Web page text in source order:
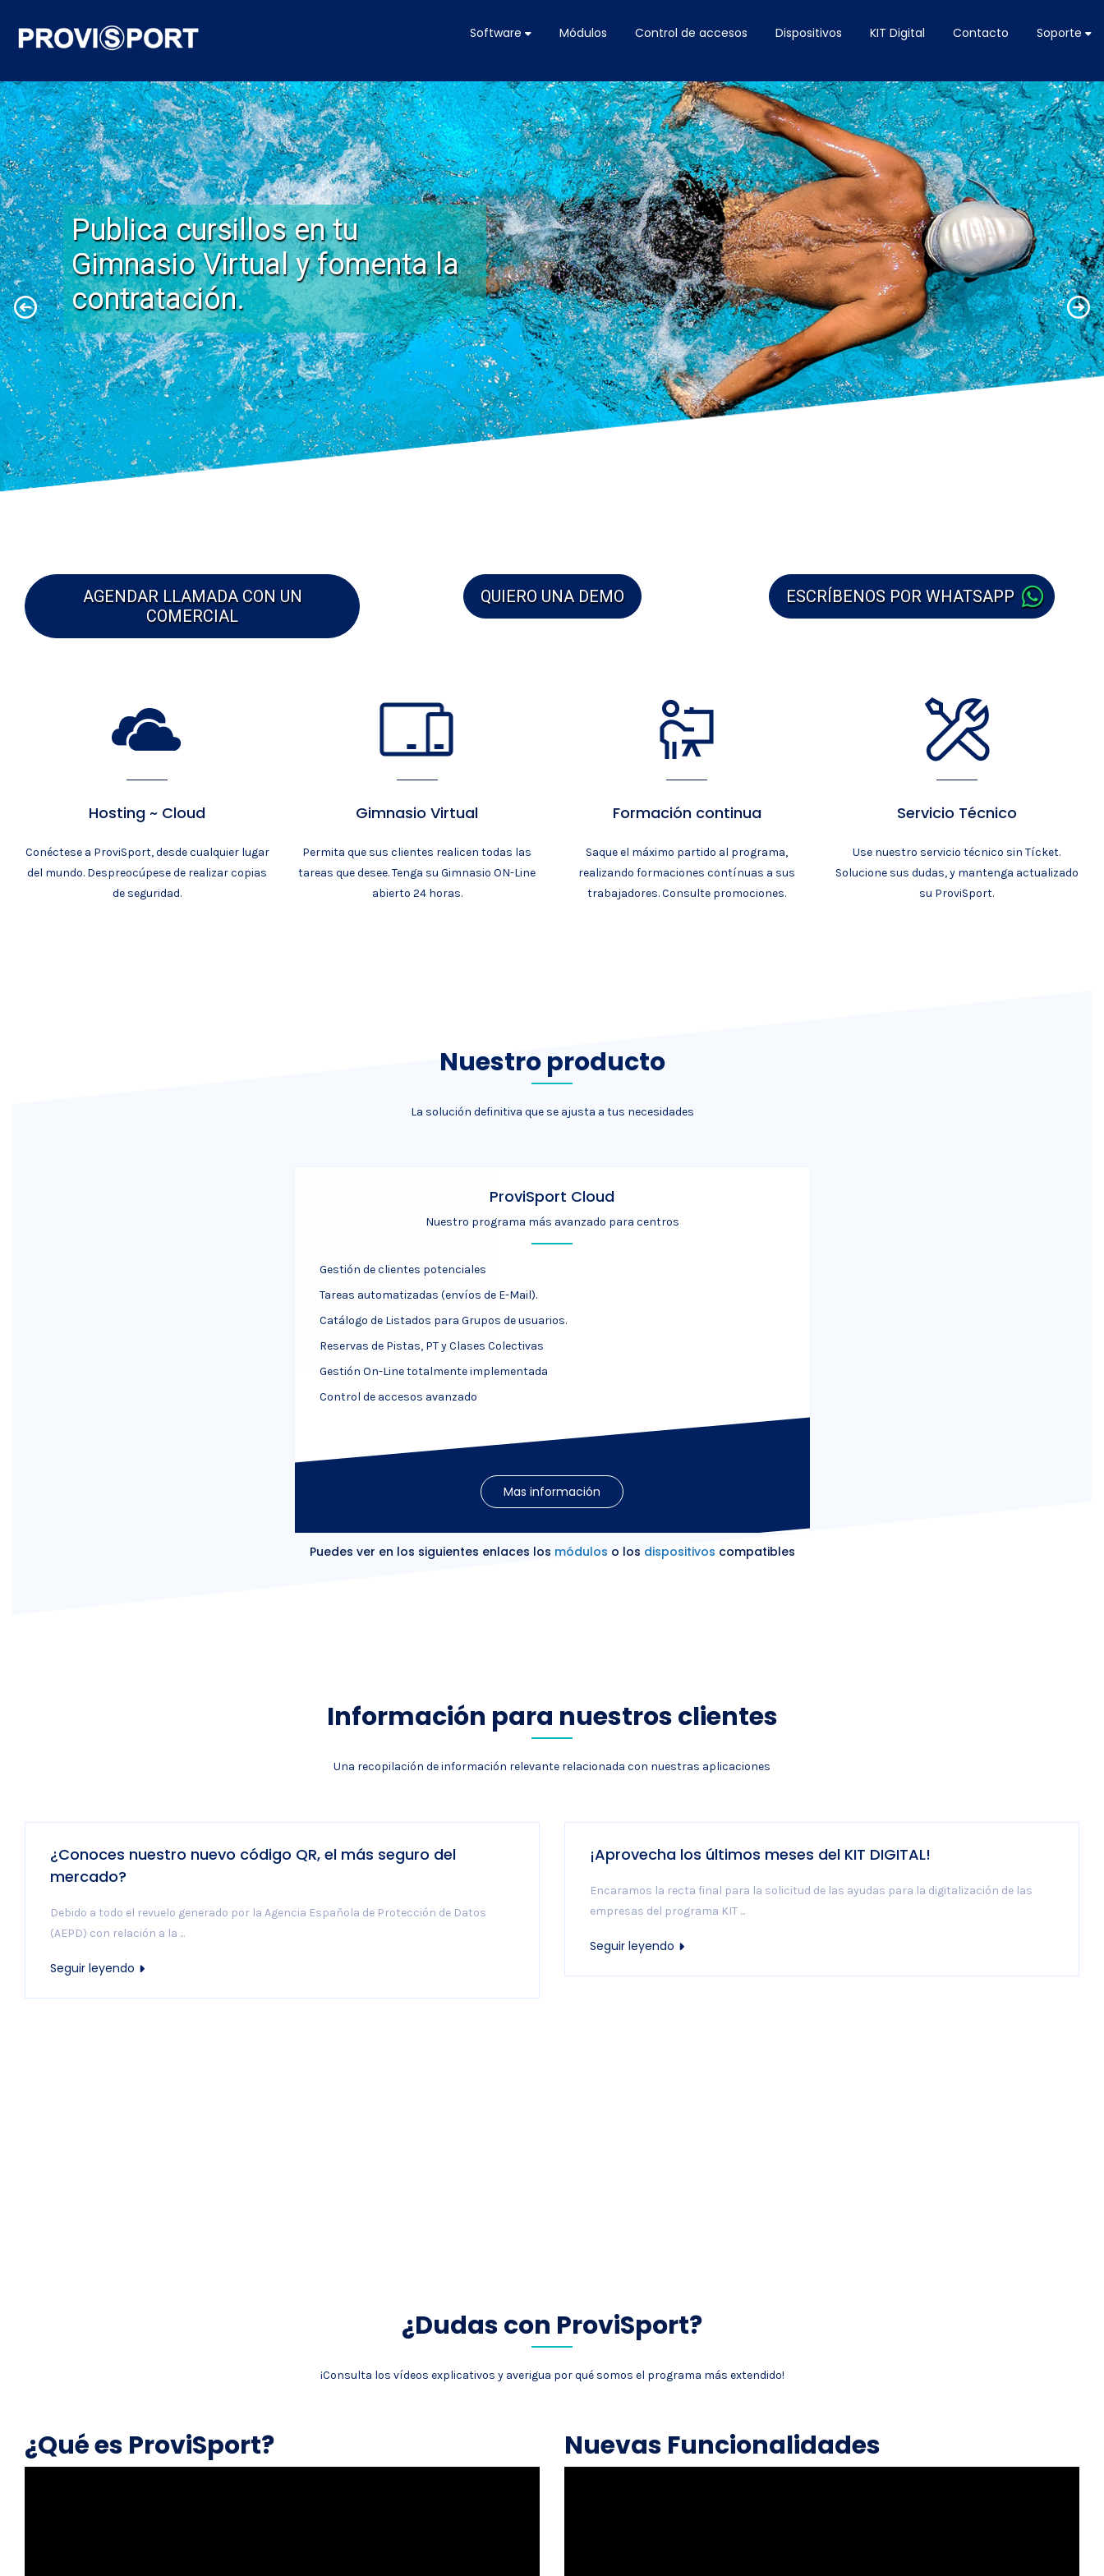
Software Módulos Control de accesos Dispositivos KIT Digital Contacto Soporte
Publica cursillos en tu
Gimnasio Virtual y fomenta la
contratación.
AGENDAR LLAMADA CON UN
COMERCIAL
QUIERO UNA DEMO ESCRÍBENOS POR WHATSAPP
Hosting ~ Cloud
Conéctese a ProviSport, desde cualquier lugar
del mundo. Despreocúpese de realizar copias
de seguridad.
Gimnasio Virtual
Permita que sus clientes realicen todas las
tareas que desee. Tenga su Gimnasio ON-Line
abierto 24 horas.
Formación continua
Saque el máximo partido al programa,
realizando formaciones contínuas a sus
trabajadores. Consulte promociones.
Servicio Técnico
Use nuestro servicio técnico sin Tícket.
Solucione sus dudas, y mantenga actualizado
su ProviSport.
Nuestro producto
La solución definitiva que se ajusta a tus necesidades
ProviSport Cloud
Nuestro programa más avanzado para centros
Gestión de clientes potenciales
Tareas automatizadas (envíos de E-Mail).
Catálogo de Listados para Grupos de usuarios.
Reservas de Pistas, PT y Clases Colectivas
Gestión On-Line totalmente implementada
Control de accesos avanzado
Mas información
Puedes ver en los siguientes enlaces los módulos o los dispositivos compatibles
Información para nuestros clientes
Una recopilación de información relevante relacionada con nuestras aplicaciones
¿Conoces nuestro nuevo código QR, el más seguro del
mercado?
Debido a todo el revuelo generado por la Agencia Española de Protección de Datos
(AEPD) con relación a la ...
Seguir leyendo
¡Aprovecha los últimos meses del KIT DIGITAL!
Encaramos la recta final para la solicitud de las ayudas para la digitalización de las
empresas del programa KIT ...
Seguir leyendo
¿Dudas con ProviSport?
¡Consulta los vídeos explicativos y averigua por qué somos el programa más extendido!
¿Qué es ProviSport? Nuevas Funcionalidades